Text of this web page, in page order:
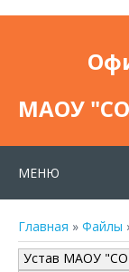
МАОУ
МЕНЮ
Главная » Файлы
Устав МАОУ